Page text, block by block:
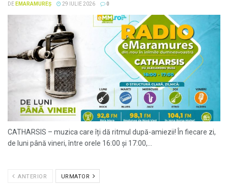
DE EMARAMUREȘ 29 IULIE 2026 0
CATHARSIS – muzica care îți dă ritmul după-amiezii! În fiecare zi,
de luni până vineri, între orele 16:00 și 17:00,...
ANTERIOR URMATOR